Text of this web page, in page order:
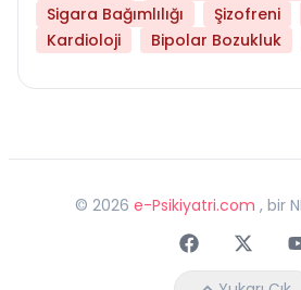
Sigara Bağımlılığı
Şizofreni
Kardioloji
Bipolar Bozukluk
© 2026 e-Psikiyatri.com , bir
FaceebokTwitter